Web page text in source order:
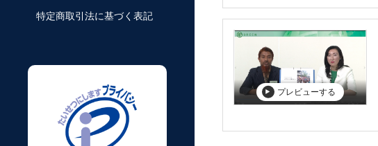
特定商取引法に基づく表記
プレビューする